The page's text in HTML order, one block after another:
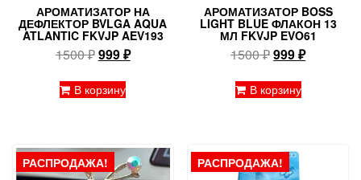
АРОМАТИЗАТОР НА
ДЕФЛЕКТОР BVLGA AQUA
ATLANTIC FKVJP AEV193
1500₽Первоначальная
составляла
999₽Текущая
В корзину
АРОМАТИЗАТОР BOSS
LIGHT BLUE ФЛАКОН 13
МЛ FKVJP EVO61
1500₽
составляла
999₽Текущая
В корзину
РАСПРОДАЖА! РАСПРОДАЖА!